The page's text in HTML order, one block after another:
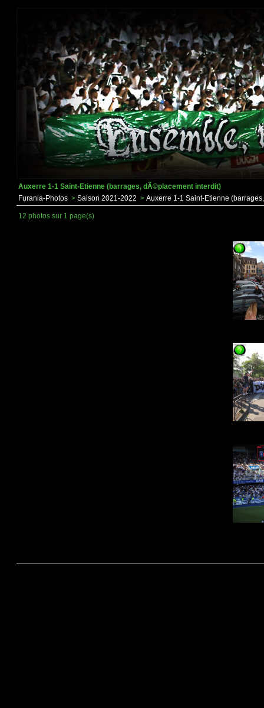
Auxerre 1-1 Saint-Etienne (barrages, dÃ©placement interdit)
Furania-Photos > Saison 2021-2022 > Auxerre 1-1 Saint-Etienne
12 photos sur 1 page(s)